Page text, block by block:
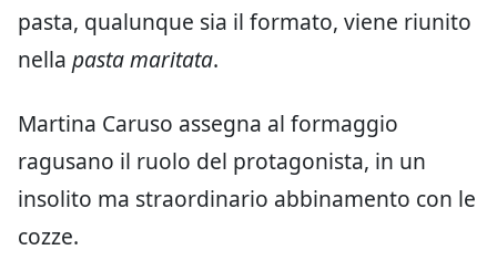
pasta, qualunque sia il formato, viene riunito
nella pasta maritata.
Martina Caruso assegna al formaggio
ragusano il ruolo del protagonista, in un
insolito ma straordinario abbinamento con le
cozze.